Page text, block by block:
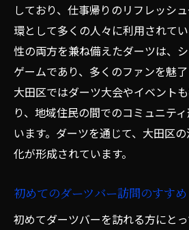
ロマンチックな雰囲気
ダーツを通じて距離を縮
カップルで参加できるダ
ダーツバーで特別な夜を
落ち着いた大人の空間東京都
ーの選び方
静かで落ち着けるおすす
大人のためのラグジュア
ダーツ以外の楽しみ方も
しており、仕事帰りのリフレッシ
環として多くの人々に利用されて
性の両方を兼ね備えたダーツは、
ゲームであり、多くのファンを魅了
大田区ではダーツ大会やイベント
り、地域住民の間でのコミュニテ
います。ダーツを通じて、大田区
化が形成されています。
初めてのダーツバー訪問のすすめ
初めてダーツバーを訪れる方にと